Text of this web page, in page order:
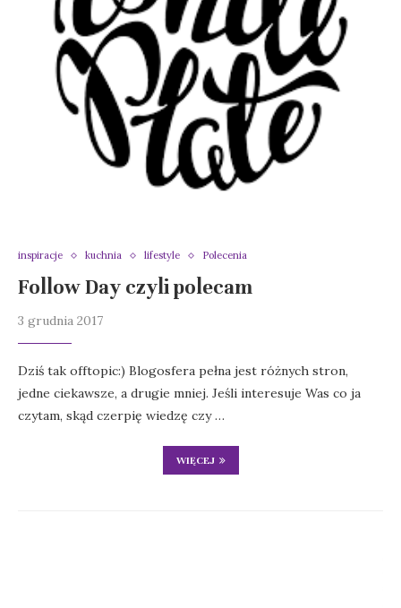
inspiracje kuchnia lifestyle Polecenia
Follow Day czyli polecam
3 grudnia 2017
Dziś tak offtopic:) Blogosfera pełna jest różnych stron,
jedne ciekawsze, a drugie mniej. Jeśli interesuje Was co ja
czytam, skąd czerpię wiedzę czy …
WIĘCEJ